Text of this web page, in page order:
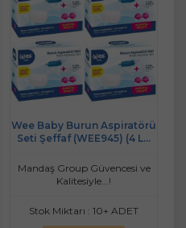
Wee Baby Burun Aspiratörü
Seti Şeffaf (WEE945) (4 Lü
Mandaş Group Güvencesi ve
Kalitesiyle...!
Stok Miktarı : 10+ ADET